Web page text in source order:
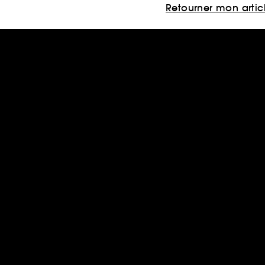
Retourner mon